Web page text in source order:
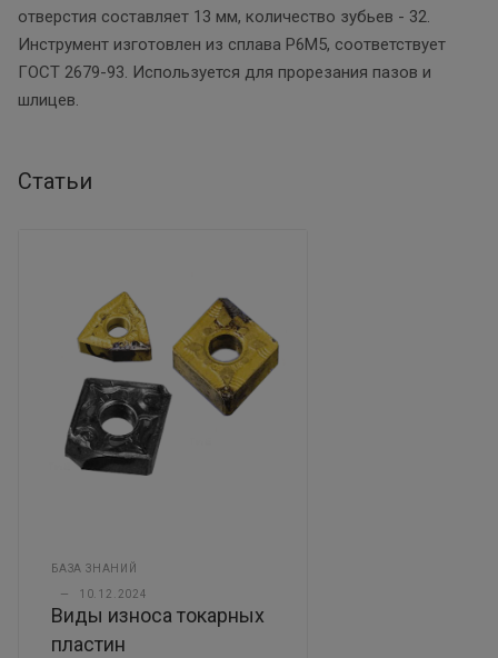
отверстия составляет 13 мм, количество зубьев - 32.
Инструмент изготовлен из сплава Р6М5, соответствует
ГОСТ 2679-93. Используется для прорезания пазов и
шлицев.
Статьи
БАЗА ЗНАНИЙ
— 10.12.2024
Виды износа токарных
пластин